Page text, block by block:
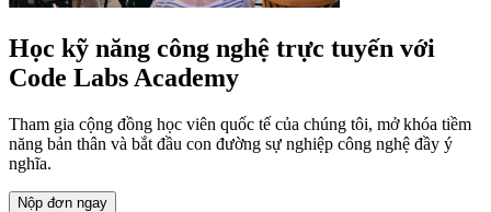
Học kỹ năng công nghệ trực tuyến với
Code Labs Academy
Tham gia cộng đồng học viên quốc tế của chúng tôi, mở khóa tiềm
năng bản thân và bắt đầu con đường sự nghiệp công nghệ đầy ý
nghĩa.
Nộp đơn ngay